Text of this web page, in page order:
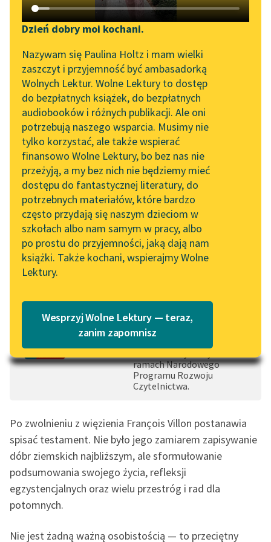
Katalog DAISY
Podkasty o książkach
Zgłoś brak utworu
Aktualności
„Prokurator Alicja Horn”
do słuchania
Byliśmy częścią AI Impact
Lab
Zapraszamy na spotkanie
online z tłumaczkami
literatury skandynawskiej
Spotkanie z Katarzyną
Tunkiel w Oslo
102. lata temu zmarł
Joseph Conrad
Lektury szkolne i klasyka
literatury do słuchania dla
uczennic i uczniów z
słuchania dla uczennic i
uczniów z
niepełnosprawnościami
Feministyczne inspiracje.
Popularyzacja
skandynawskiej literatury
Narzędzia
Mapa Wolnych Lektur
Leśmianator
Przewodnik dla piszących i
czytających
API
OAI-PMH
Widget Wolnych Lektur
Przypisy
Katalog w formacie PDF
Dzień dobry moi kochani.
Nazywam się Paulina Holtz i mam wielki
zaszczyt i przyjemność być ambasadorką
Wolnych Lektur. Wolne Lektury to dostęp
do bezpłatnych książek, do bezpłatnych
audiobooków i różnych publikacji. Ale oni
potrzebują naszego wsparcia. Musimy nie
tylko korzystać, ale także wspierać
finansowo Wolne Lektury, bo bez nas nie
przeżyją, a my bez nich nie będziemy mieć
dostępu do fantastycznej literatury, do
potrzebnych materiałów, które bardzo
często przydają się naszym dzieciom w
szkołach albo nam samym w pracy, albo
po prostu do przyjemności, jaką dają nam
książki. Także kochani, wspierajmy Wolne
Lektury.
Wesprzyj Wolne Lektury — teraz,
zanim zapomnisz
pobierz audiobook
pobierz książkę
czytaj online
Czyta:Marcin Popczyński , reż.Grzegorz Dondziłło
1×
1/4
Dofinansowano ze
środków: Priorytet 4
ramach Narodowego
Programu Rozwoju
Czytelnictwa.
Po zwolnieniu z więzienia François Villon postanawia
spisać testament. Nie było jego zamiarem zapisywanie
dóbr ziemskich najbliższym, ale sformułowanie
podsumowania swojego życia, refleksji
egzystencjalnych oraz wielu przestróg i rad dla
potomnych.
Nie jest żadną ważną osobistością — to przeciętny